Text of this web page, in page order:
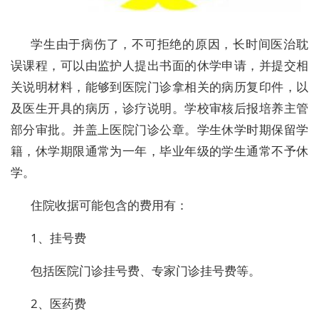
学生由于病伤了，不可拒绝的原因，长时间医治耽
误课程，可以由监护人提出书面的休学申请，并提交相
关说明材料，能够到医院门诊拿相关的病历复印件，以
及医生开具的病历，诊疗说明。学校审核后报培养主管
部分审批。并盖上医院门诊公章。学生休学时期保留学
籍，休学期限通常为一年，毕业年级的学生通常不予休
学。
住院收据可能包含的费用有：
1、挂号费
包括医院门诊挂号费、专家门诊挂号费等。
2、医药费